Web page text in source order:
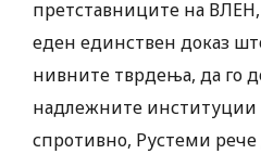
претставниците на
еден единствен доказ
нивните тврдења, да го
надлежните институции
спротивно, Рустеми рече